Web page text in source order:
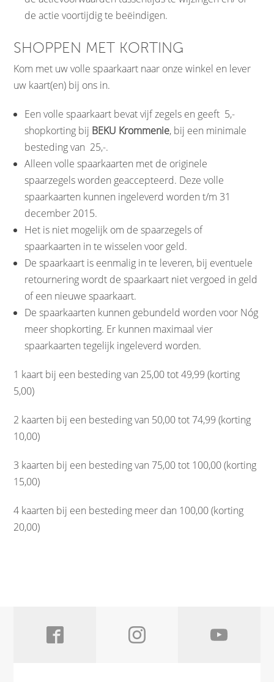
de actie voortijdig te beëindigen.
SHOPPEN MET KORTING
Kom met uw volle spaarkaart naar onze winkel en lever
uw kaart(en) bij ons in.
Een volle spaarkaart bevat vijf zegels en geeft  5,-
shopkorting bij BEKU Krommenie, bij een minimale
besteding van  25,-.
Alleen volle spaarkaarten met de originele
spaarzegels worden geaccepteerd. Deze volle
spaarkaarten kunnen ingeleverd worden t/m 31
december 2015.
Het is niet mogelijk om de spaarzegels of
spaarkaarten in te wisselen voor geld.
De spaarkaart is eenmalig in te leveren, bij eventuele
retournering wordt de spaarkaart niet vergoed in geld
of een nieuwe spaarkaart.
De spaarkaarten kunnen gebundeld worden voor Nóg
meer shopkorting. Er kunnen maximaal vier
spaarkaarten tegelijk ingeleverd worden.
1 kaart bij een besteding van 25,00 tot 49,99 (korting
5,00)
2 kaarten bij een besteding van 50,00 tot 74,99 (korting
10,00)
3 kaarten bij een besteding van 75,00 tot 100,00 (korting
15,00)
4 kaarten bij een besteding meer dan 100,00 (korting
20,00)